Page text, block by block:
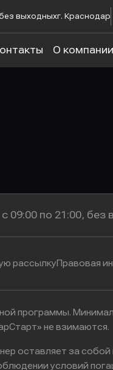
выходныхг. Краснодар
О компании
с 09:00 по 21:00, без
рассылкуПравовая
программы.
не взимаются.
оставляет за собой
условий